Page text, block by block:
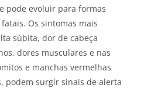
pode evoluir para formas
Os sintomas mais
súbita, dor de cabeça
dores musculares e nas
e manchas vermelhas
podem surgir sinais de alerta